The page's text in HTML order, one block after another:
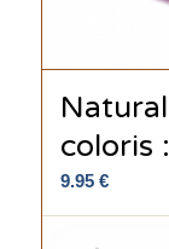
coloris
9.95 €